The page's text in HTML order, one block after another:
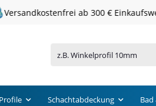
Schachtabdeckung Bad